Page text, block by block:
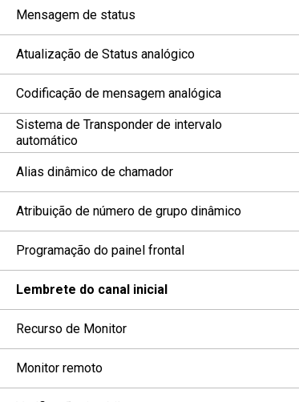
Mensagem de status
Atualização de Status analógico
Codificação de mensagem analógica
Sistema de Transponder de intervalo
automático
Alias dinâmico de chamador
Atribuição de número de grupo dinâmico
Programação do painel frontal
Lembrete do canal inicial
Recurso de Monitor
Monitor remoto